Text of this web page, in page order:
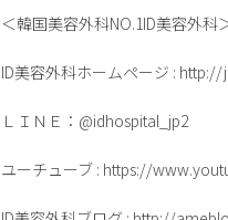
＜韓国美容外科NO.1ID美容外科
ID美容外科ホームページ :
ＬＩＮＥ：@idhospital_jp2
ユーチューブ : https://